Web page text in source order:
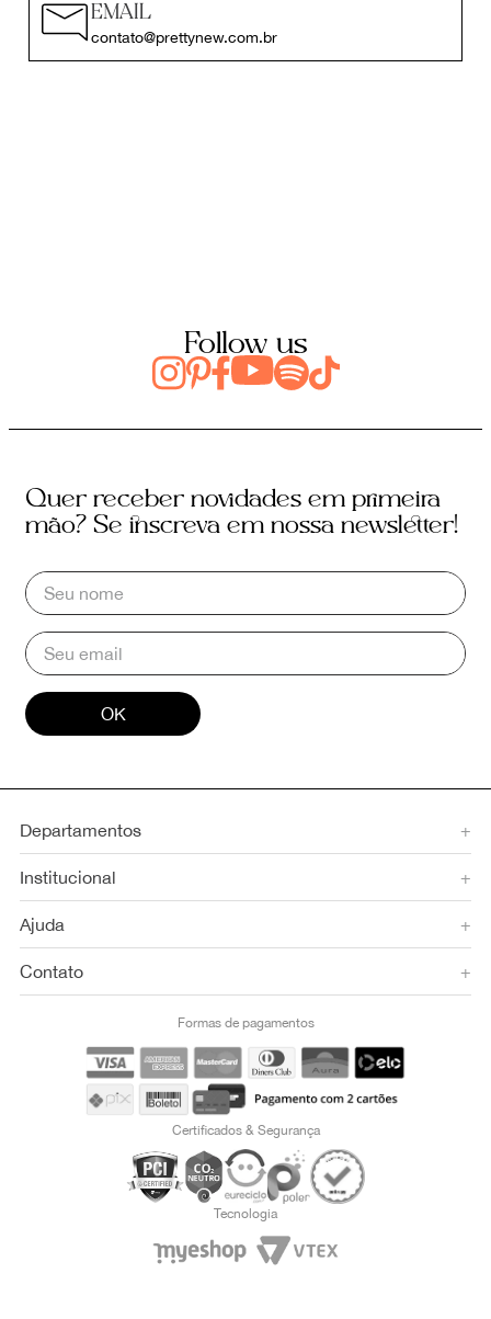
EMAIL
contato@prettynew.com.br
Follow us
Quer receber novidades em primeira
mão? Se inscreva em nossa newsletter!
OK
Departamentos +
Institucional +
Ajuda +
Contato +
Formas de pagamentos
Certificados & Segurança
Tecnologia